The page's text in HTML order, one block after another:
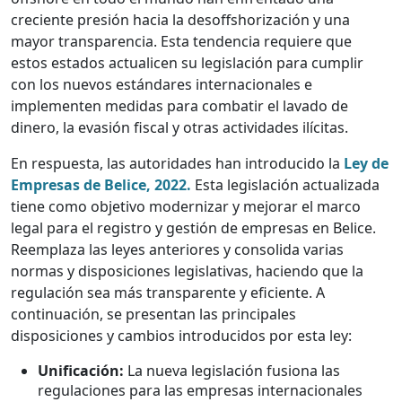
creciente presión hacia la desoffshorización y una
mayor transparencia. Esta tendencia requiere que
estos estados actualicen su legislación para cumplir
con los nuevos estándares internacionales e
implementen medidas para combatir el lavado de
dinero, la evasión fiscal y otras actividades ilícitas.
En respuesta, las autoridades han introducido la Ley de
Empresas de Belice, 2022. Esta legislación actualizada
tiene como objetivo modernizar y mejorar el marco
legal para el registro y gestión de empresas en Belice.
Reemplaza las leyes anteriores y consolida varias
normas y disposiciones legislativas, haciendo que la
regulación sea más transparente y eficiente. A
continuación, se presentan las principales
disposiciones y cambios introducidos por esta ley:
Unificación: La nueva legislación fusiona las
regulaciones para las empresas internacionales